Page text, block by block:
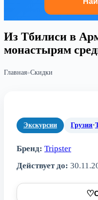
Из Тбилиси в
монастырям
Главная»Скидки
Экскурсии Грузия·
Бренд: Tripster
Действует до:
♡